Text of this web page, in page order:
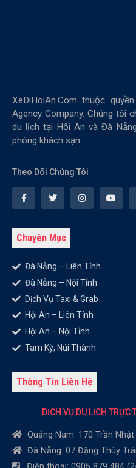
XeDiHoiAn.Com thuộc
Agency Company. Chúng tôi
du lịch tại Hội An và Đà
phòng khách sạn.
Theo Dõi Chúng Tôi
Chuyên Mục
Đà Nẵng – Liên Tỉnh
Đà Nẵng – Nội Tỉnh
Dịch Vụ Taxi & Grab
Hội An – Liên Tỉnh
Hội An – Nội Tỉnh
Tam Kỳ, Núi Thành
Thông Tin Liên Hệ
DỊCH VỤ DU LỊCH TRỰC
Quảng Nam: 170 Trần
Đà Nẵng: 07 Đặng Thùy